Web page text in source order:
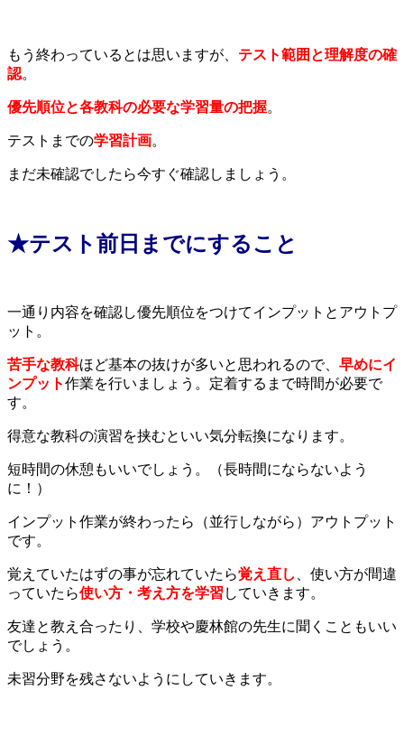
もう終わっているとは思いますが、 テスト範囲と理解度の確
認。
優先順位と各教科の必要な学習量の把握。
テストまでの学習計画。
まだ未確認でしたら今すぐ確認しましょう。
★テスト前日までにすること
一通り内容を確認し優先順位をつけてインプットとアウトプ
ット。
苦手な教科ほど基本の抜けが多いと思われるので、 早めにイ
ンプット作業を行いましょう。定着するまで時間が必要で
す。
得意な教科の演習を挟むといい気分転換になります。
短時間の休憩もいいでしょう。（長時間にならないよう
に！）
インプット作業が終わったら（並行しながら）アウトプット
です。
覚えていたはずの事が忘れていたら覚え直し
、使い方が間違
っていたら使い方・考え方を学習 していきます。
友達と教え合ったり、学校や慶林館の先生に聞くこともいい
でしょう。
未習分野を残さないようにしていきます。